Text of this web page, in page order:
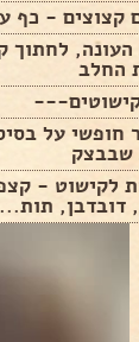
קצוצים - כף
העונה, לחתוך
החלב
חופשי על
שבבצק
לקישוט -
דובדבן, תות...